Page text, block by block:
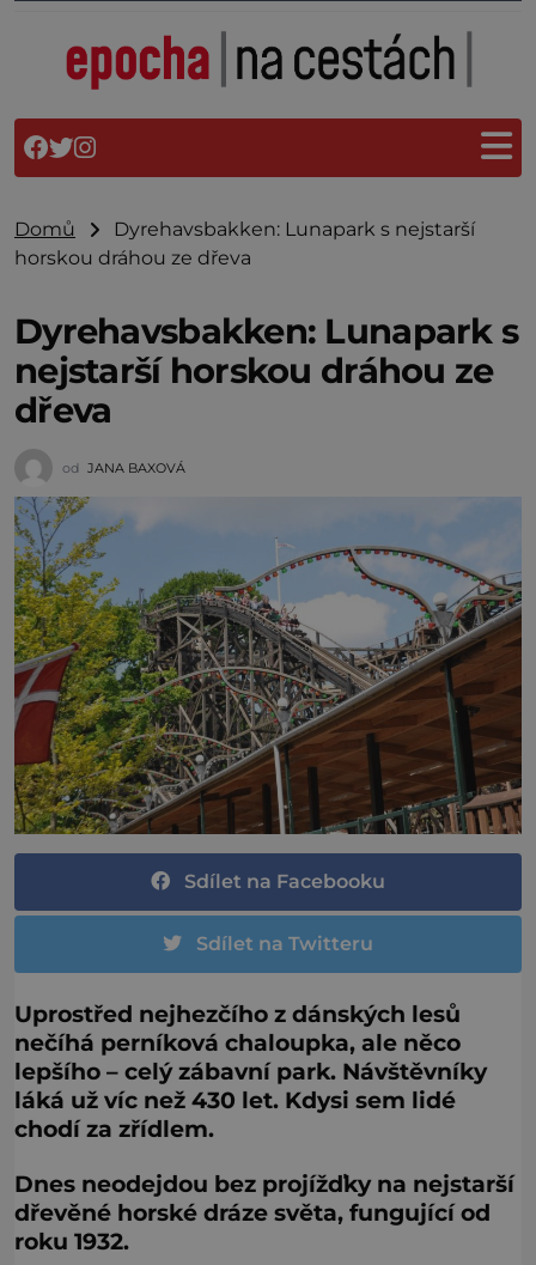
Domů
Dyrehavsbakken: Lunapark s nejstarší
horskou dráhou ze dřeva
Dyrehavsbakken: Lunapark s
nejstarší horskou dráhou ze
dřeva
od JANA BAXOVÁ
Sdílet na Facebooku
Sdílet na Twitteru
Uprostřed nejhezčího z dánských lesů
nečíhá perníková chaloupka, ale něco
lepšího – celý zábavní park. Návštěvníky
láká už víc než 430 let. Kdysi sem lidé
chodí za zřídlem.
Dnes neodejdou bez projížďky na nejstarší
dřevěné horské dráze světa, fungující od
roku 1932.